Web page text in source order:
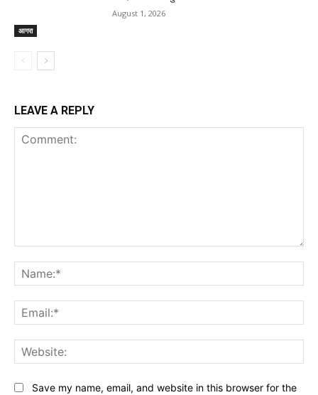
आगरा
August 1, 2026
LEAVE A REPLY
Save my name, email, and website in this browser for the